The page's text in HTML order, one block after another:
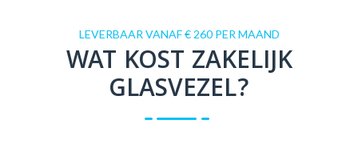
LEVERBAAR VANAF € 260 PER MAAND
WAT KOST ZAKELIJK
GLASVEZEL?